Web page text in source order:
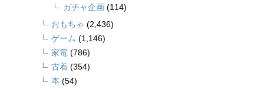
ガチャ企画 (114)
おもちゃ (2,436)
ゲーム (1,146)
家電 (786)
古着 (354)
本 (54)